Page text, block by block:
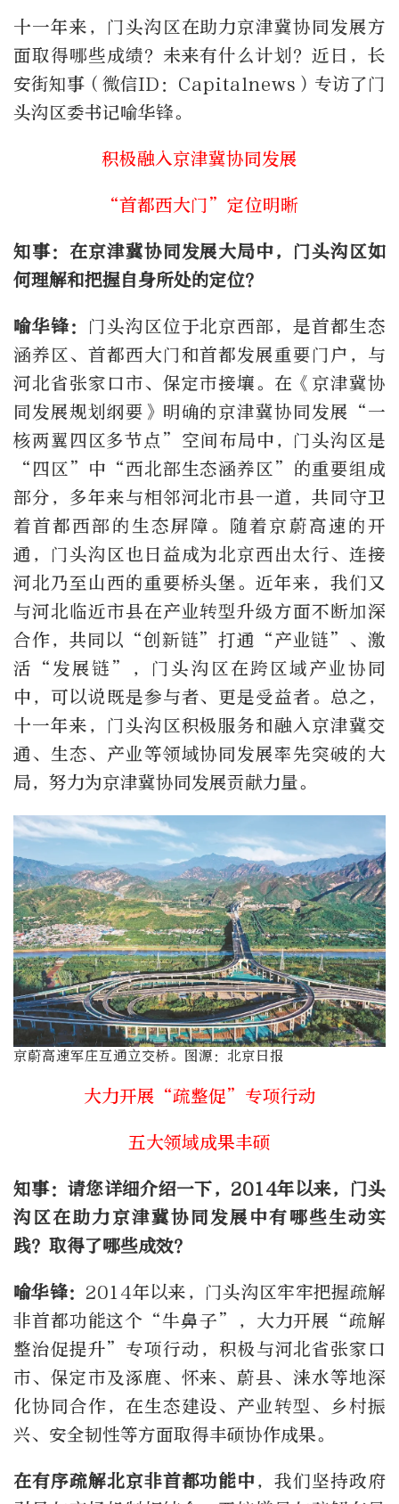
十一年来，门头沟区在助力京津冀协同发展方
面取得哪些成绩？未来有什么计划？近日，长
安街知事（微信ID：Capitalnews）专访了门
头沟区委书记喻华锋。
积极融入京津冀协同发展
“首都西大门”定位明晰
知事：在京津冀协同发展大局中，门头沟区如
何理解和把握自身所处的定位？
喻华锋： 门头沟区位于北京西部，是首都生态
涵养区、首都西大门和首都发展重要门户，与
河北省张家口市、保定市接壤。在《京津冀协
同发展规划纲要》明确的京津冀协同发展“一
核两翼四区多节点”空间布局中，门头沟区是
“四区”中“西北部生态涵养区”的重要组成
部分，多年来与相邻河北市县一道，共同守卫
着首都西部的生态屏障。随着京蔚高速的开
通，门头沟区也日益成为北京西出太行、连接
河北乃至山西的重要桥头堡。近年来，我们又
与河北临近市县在产业转型升级方面不断加深
合作，共同以“创新链”打通“产业链”、激
活“发展链”，门头沟区在跨区域产业协同
中，可以说既是参与者、更是受益者。总之，
十一年来，门头沟区积极服务和融入京津冀交
通、生态、产业等领域协同发展率先突破的大
局，努力为京津冀协同发展贡献力量。
京蔚高速军庄互通立交桥。图源：北京日报
大力开展“疏整促”专项行动
五大领域成果丰硕
知事：请您详细介绍一下，2014年以来，门头
沟区在助力京津冀协同发展中有哪些生动实
践？取得了哪些成效？
喻华锋： 2014年以来，门头沟区牢牢把握疏解
非首都功能这个“牛鼻子”，大力开展“疏解
整治促提升”专项行动，积极与河北省张家口
市、保定市及涿鹿、怀来、蔚县、涞水等地深
化协同合作，在生态建设、产业转型、乡村振
兴、安全韧性等方面取得丰硕协作成果。
在有序疏解北京非首都功能中，我们坚持政府